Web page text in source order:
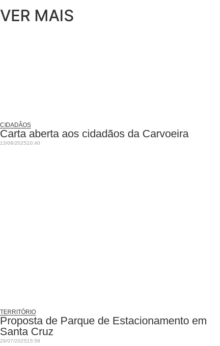
VER MAIS
CIDADÃOS
Carta aberta aos cidadãos da Carvoeira
13/08/2025 10:40
TERRITÓRIO
Proposta de Parque de Estacionamento em
Santa Cruz
29/07/2025 15:58